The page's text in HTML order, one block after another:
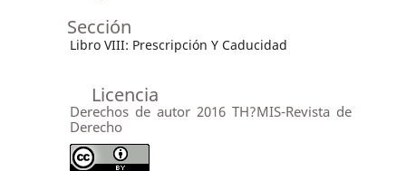
Sección
Libro VIII: Prescripción Y Caducidad
Licencia
Derechos de autor 2016 TH?MIS-Revista de
Derecho